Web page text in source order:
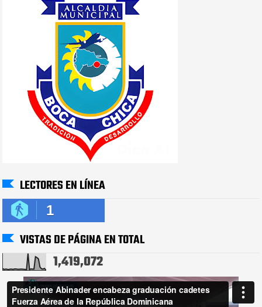
LECTORES EN LÍNEA
1
VISTAS DE PÁGINA EN TOTAL
1,419,072